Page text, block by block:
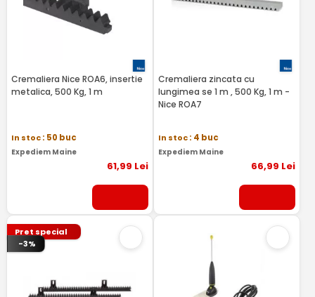
Cremaliera Nice ROA6, insertie
metalica, 500 Kg, 1 m
In stoc: 50 buc
Expediem Maine
61,99 Lei
Cremaliera zincata cu
lungimea se 1 m , 500 Kg, 1 m -
Nice ROA7
In stoc: 4 buc
Expediem Maine
66,99 Lei
Pret special
-3%